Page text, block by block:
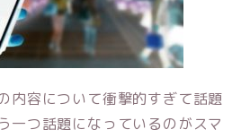
内容について衝撃的すぎて話題
一つ話題になっているのがスマ